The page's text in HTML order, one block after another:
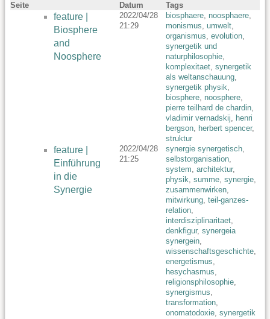
Seite Datum Tags
feature |
Biosphere
and
Noosphere
2022/04/28
21:29
biosphaere, noosphaere,
monismus, umwelt,
organismus, evolution,
synergetik und
naturphilosophie,
komplexitaet, synergetik
als weltanschauung,
synergetik physik,
biosphere, noosphere,
pierre teilhard de chardin,
vladimir vernadskij, henri
bergson, herbert spencer,
struktur
feature |
Einführung
in die
Synergie
2022/04/28
21:25
synergie synergetisch,
selbstorganisation,
system, architektur,
physik, summe, synergie,
zusammenwirken,
mitwirkung, teil-ganzes-
relation,
interdisziplinaritaet,
denkfigur, synergeia
synergein,
wissenschaftsgeschichte,
energetismus,
hesychasmus,
religionsphilosophie,
synergismus,
transformation,
onomatodoxie, synergetik